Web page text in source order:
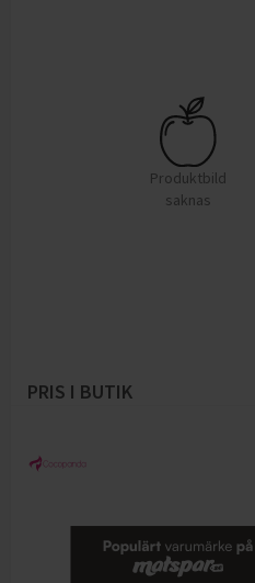
Produktbild
saknas
PRIS I BUTIK